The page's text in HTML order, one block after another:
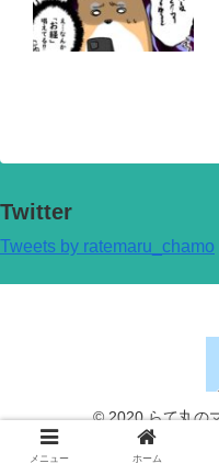
Twitter
Tweets by ratemaru_chamo
© 2020 らて丸の
メニュー ホーム